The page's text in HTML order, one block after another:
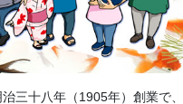
三十八年（1905年）創業で、